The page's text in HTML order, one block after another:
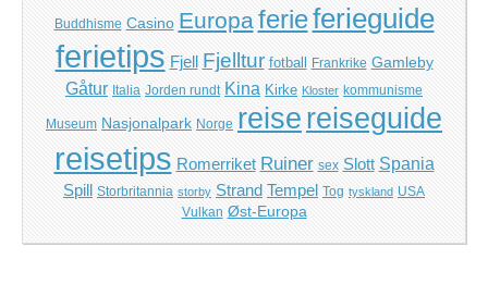
Buddhisme Casino Europaferieferieguide
ferietips Fjell Fjelltur fotball Frankrike Gamleby
Gåtur Italia Jorden rundt Kina Kirke Kloster kommunisme
Museum Nasjonalpark Norge reise reiseguide
reisetips Romerriket Ruiner sex Slott Spania
Spill Storbritannia storby Strand Tempel Tog tyskland USA
Vulkan Øst-Europa